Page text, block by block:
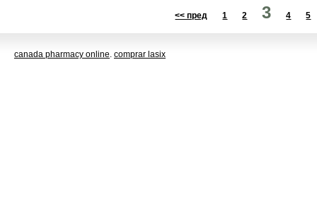
<< пред 1 2 3 4 5
canada pharmacy online. comprar lasix